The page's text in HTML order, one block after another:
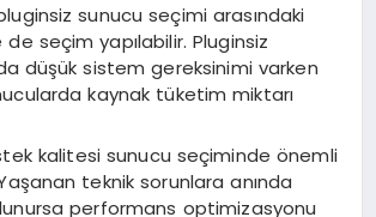
sunucu seçimi arasındaki
seçim yapılabilir. Pluginsiz
düşük sistem gereksinimi varken
kaynak tüketim miktarı
kalitesi sunucu seçiminde önemli
teknik sorunlara anında
performans optimizasyonu